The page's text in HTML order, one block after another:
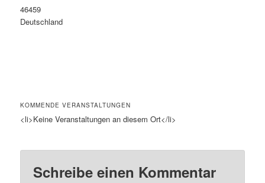
46459
Deutschland
KOMMENDE VERANSTALTUNGEN
<li>Keine Veranstaltungen an diesem Ort</li>
Schreibe einen Kommentar